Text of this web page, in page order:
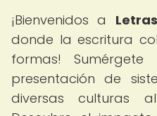
¡Bienvenidos a
donde la escritura
formas!
presentación de
diversas culturas